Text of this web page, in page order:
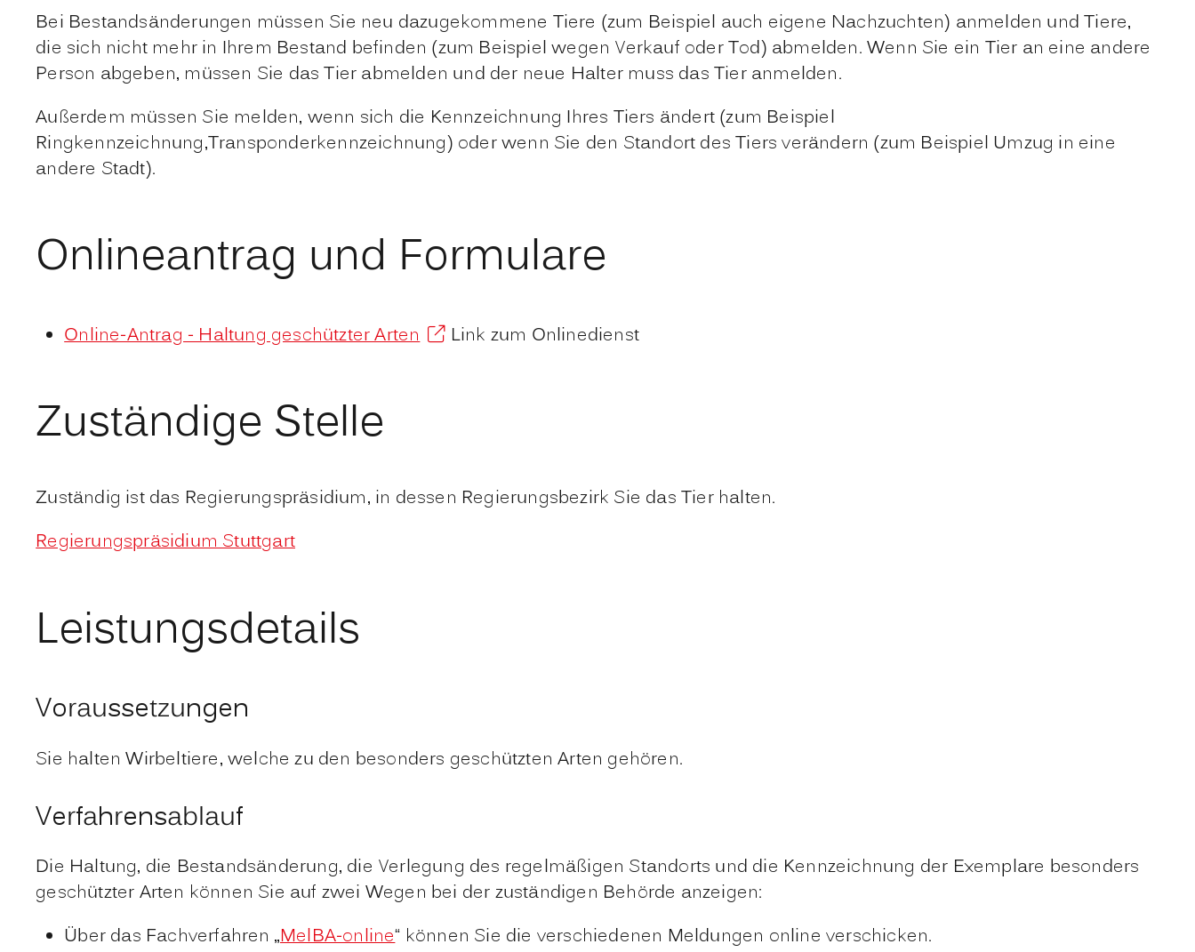
Bei Bestandsänderungen müssen Sie neu dazugekommene Tiere (zum Beispiel auch eigene Nachzuchten) anmelden und Tiere,
die sich nicht mehr in Ihrem Bestand befinden (zum Beispiel wegen Verkauf oder Tod) abmelden. Wenn Sie ein Tier an eine andere
Person abgeben, müssen Sie das Tier abmelden und der neue Halter muss das Tier anmelden.
Außerdem müssen Sie melden, wenn sich die Kennzeichnung Ihres Tiers ändert (zum Beispiel
Ringkennzeichnung,Transponderkennzeichnung) oder wenn Sie den Standort des Tiers verändern (zum Beispiel Umzug in eine
andere Stadt).
Onlineantrag und Formulare
Online-Antrag - Haltung geschützter Arten Link zum Onlinedienst
Zuständige Stelle
Zuständig ist das Regierungspräsidium, in dessen Regierungsbezirk Sie das Tier halten.
Regierungspräsidium Stuttgart
Leistungsdetails
Voraussetzungen
Sie halten Wirbeltiere, welche zu den besonders geschützten Arten gehören.
Verfahrensablauf
Die Haltung, die Bestandsänderung, die Verlegung des regelmäßigen Standorts und die Kennzeichnung der Exemplare besonders
geschützter Arten können Sie auf zwei Wegen bei der zuständigen Behörde anzeigen:
Über das Fachverfahren „MelBA-online“ können Sie die verschiedenen Meldungen online verschicken.